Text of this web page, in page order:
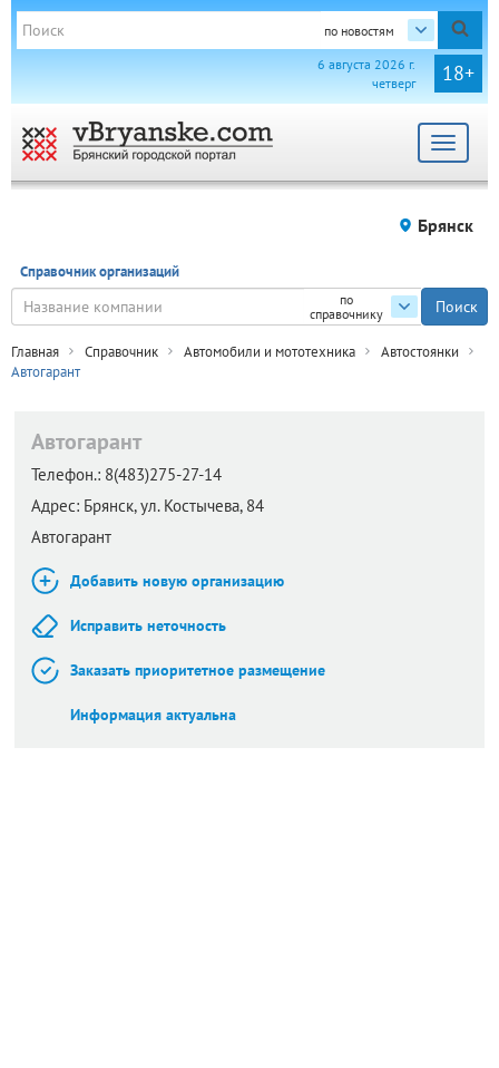
по новостям
18+
6 августа 2026 г.
четверг
Toggle
Брянск
Справочник организаций
по
справочнику
Главная Справочник Автомобили и мототехника
Автостоянки
Автогарант
Автогарант
Телефон.: 8(483)275-27-14
Адрес: Брянск,ул. Костычева, 84
Автогарант
Добавить новую организацию
Исправить неточность
Заказать приоритетное размещение
Информация актуальна